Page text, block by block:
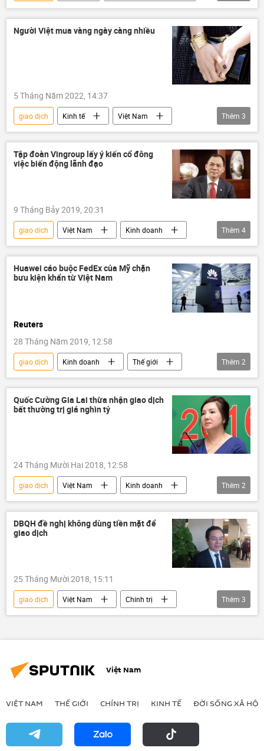
Đảng Cộng sản
Chính sách
Kinh tế
Người Việt mua vàng ngày càng nhiều
5 Tháng Năm 2022, 14:37
giao dịch Kinh tế
Việt Nam
kinh tế thị trường
Giá vàng vàng
Thêm 3
Tập đoàn Vingroup lấy ý kiến cổ đông
việc biến động lãnh đạo
9 Tháng Bảy 2019, 20:31
giao dịch Việt Nam
Kinh doanh
Vingroup
Phạm Nhật Vượng
sàn giao dịch
chứng khoán
Thêm 4
Huawei cáo buộc FedEx của Mỹ chặn
bưu kiện khẩn từ Việt Nam
Reuters
28 Tháng Năm 2019, 12:58
giao dịch Kinh doanh
Thế giới
chiến tranh thương mại
Huawei
Thêm 2
Quốc Cường Gia Lai thừa nhận giao dịch
bất thường trị giá nghìn tỷ
24 Tháng Mười Hai 2018, 12:58
giao dịch Việt Nam
Kinh doanh
Gia Lai
Nguyễn Thị Như Loan
Thêm 2
DBQH đề nghị không dùng tiền mặt để
giao dịch
25 Tháng Mười 2018, 15:11
giao dịch Việt Nam
Chính trị
Hoàng Văn Cường
Quốc hội
Thêm 3
Việt Nam
VIỆT NAM THẾ GIỚI CHÍNH TRỊ KINH TẾ ĐỜI SỐNG XÃ HỘI